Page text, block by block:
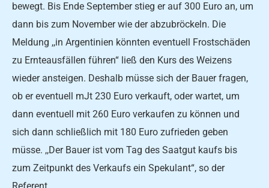
bewegt. Bis Ende September stieg er auf 300 Euro an, um
dann bis zum November wie­ der abzubröckeln. Die
Meldung ,,in Argentinien könnten even­tuell Frostschäden
zu Ernteaus­fällen führen“ ließ den Kurs des Weizens
wieder ansteigen. Des­halb müsse sich der Bauer fra­gen,
ob er eventuell mJt 230 Euro verkauft, oder wartet, um
dann eventuell mit 260 Euro verkaufen zu können und
sich dann schließlich mit 180 Euro zufrieden geben
müsse. ,,Der Bauer ist vom Tag des Saatgut­ kaufs bis
zum Zeitpunkt des Verkaufs ein Spekulant“, so der